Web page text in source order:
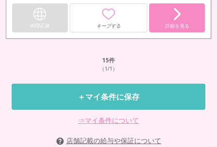
WEB応募 キープする 詳細を見る
15件
（1/1）
＋マイ条件に保存
⇒マイ条件について
店舗記載の給与や保証について